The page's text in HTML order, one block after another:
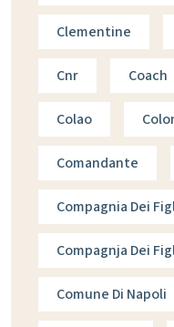
Clementine
Cnr Coach
Colao
Comandante
Compagnia Dei
Compagnja Dei
Comune Di Napoli